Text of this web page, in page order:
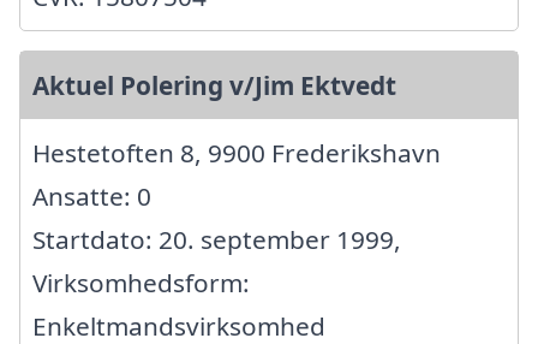
Aktuel Polering v/Jim Ektvedt
Hestetoften 8, 9900 Frederikshavn
Ansatte: 0
Startdato: 20. september 1999,
Virksomhedsform:
Enkeltmandsvirksomhed